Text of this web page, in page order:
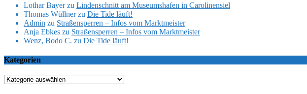
Lothar Bayerzu Lindenschnitt am Museumshafen in Carolinensiel
Thomas Wüllnerzu Die Tide läuft!
Admin zu Straßensperren – Infos vom Marktmeister
Anja Ebkes zu Straßensperren – Infos vom Marktmeister
Wenz, Bodo C. zu Die Tide läuft!
Kategorien
Kategorien